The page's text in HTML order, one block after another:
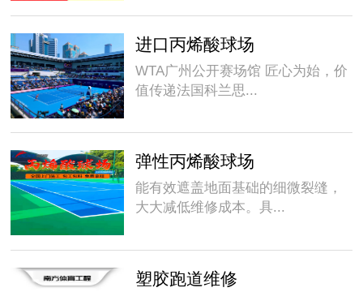
进口丙烯酸球场
WTA广州公开赛场馆 匠心为始，价
值传递法国科兰思...
弹性丙烯酸球场
能有效遮盖地面基础的细微裂缝，
大大减低维修成本。具...
塑胶跑道维修